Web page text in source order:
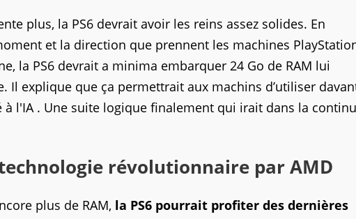
plus, la PS6 devrait avoir les reins assez solides. En
et la direction que prennent les machines
la PS6 devrait a minima embarquer 24 Go de RAM lui
Il explique que ça permettrait aux machins d’utiliser
l'IA . Une suite logique finalement qui irait dans la
révolutionnaire par AMD
plus de RAM, la PS6 pourrait profiter des dernières